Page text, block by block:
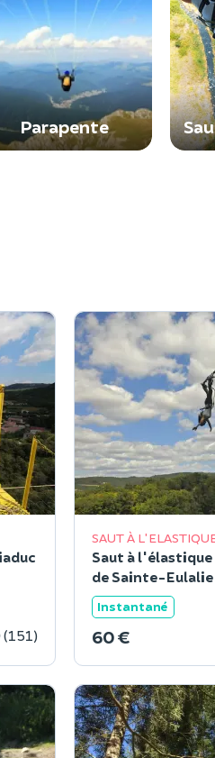
Parapente
(151)
SAUT À
Saut à l'élastique
de Sainte-
Instantané
60 €